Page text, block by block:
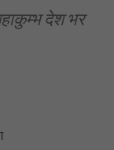
देश भर